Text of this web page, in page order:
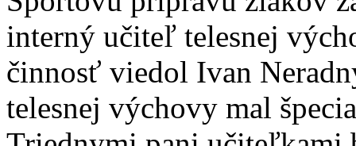
interný učiteľ telesnej
činnosť viedol Ivan
telesnej výchovy mal